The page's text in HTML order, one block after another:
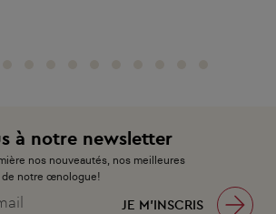
à notre newsletter
nos nouveautés, nos meilleures
de notre œnologue!
JE M’INSCRIS